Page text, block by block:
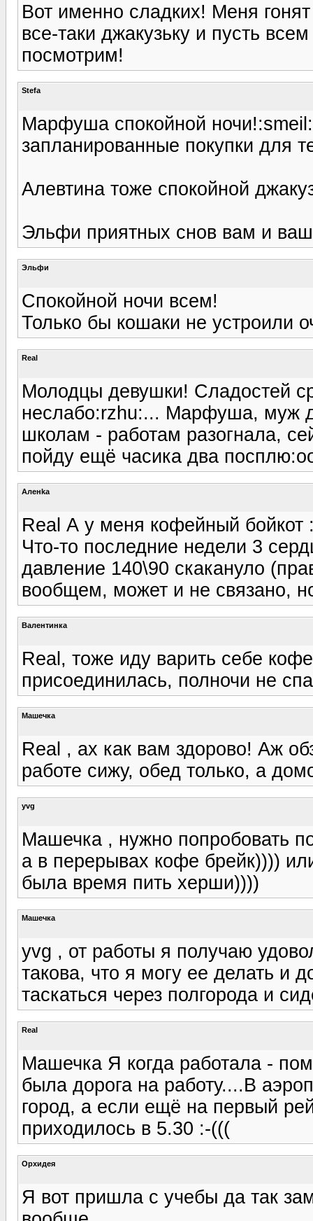
Вот именно сладких! Меня
все-таки джакузьку и пусть
посмотрим!
Stefa
Марфуша спокойной
запланированные покупки для
Алевтина тоже спокойной
Эльфи приятных снов вам и
Эльфи
Спокойной ночи всем!
Только бы кошаки не устроили
Real
Молодцы девушки! Сладостей
неслабо:rzhu:... Марфуша, муж
школам - работам разогнала,
пойду ещё часика два
Аленka
Real А у меня кофейный бойкот
Что-то последние недели 3
давление 140\90 скакануло
вообщем, может и не связано,
Валентинка
Real, тоже иду варить себе
присоединилась, полночи не
Машечка
Real , ах как вам здорово! Аж
работе сижу, обед только, а
yvg
Машечка , нужно попробовать
а в перерывах кофе брейк))))
была время пить херши))))
Машечка
yvg , от работы я получаю
такова, что я могу ее делать и
таскаться через полгорода и
Real
Машечка Я когда работала -
была дорога на работу....В
город, а если ещё на первый
приходилось в 5.30 :-(((
Орхидея
Я вот пришла с учебы да так